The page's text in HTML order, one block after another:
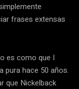
frases extensas
es como que I
pura hace 50 años.
que Nickelback